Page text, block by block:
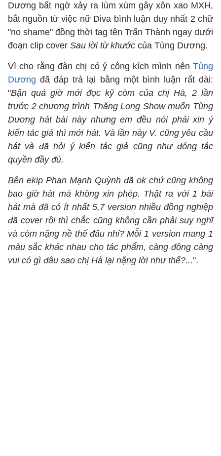
Dương bất ngờ xảy ra lùm xùm gây xôn xao MXH,
bắt nguồn từ việc nữ Diva bình luận duy nhất 2 chữ
"no shame" đồng thời tag tên Trấn Thành ngay dưới
đoạn clip cover Sau lời từ khước của Tùng Dương.
Vì cho rằng đàn chị có ý công kích mình nên Tùng
Dương đã đáp trả lại bằng một bình luận rất dài:
"Bận quá giờ mới đọc kỹ còm của chị Hà, 2 lần
trước 2 chương trình Thăng Long Show muốn Tùng
Dương hát bài này nhưng em đều nói phải xin ý
kiến tác giả thì mới hát. Và lần này V. cũng yêu cầu
hát và đã hỏi ý kiến tác giả cũng như đóng tác
quyền đầy đủ.
Bên ekip Phan Mạnh Quỳnh đã ok chứ cũng không
bao giờ hát mà không xin phép. Thật ra với 1 bài
hát mà đã có ít nhất 5,7 version nhiều đồng nghiệp
đã cover rồi thì chắc cũng không cần phải suy nghĩ
và còm nặng nề thế đâu nhỉ? Mỗi 1 version mang 1
màu sắc khác nhau cho tác phẩm, càng đông càng
vui có gì đâu sao chị Hà lại nặng lời như thế?...".